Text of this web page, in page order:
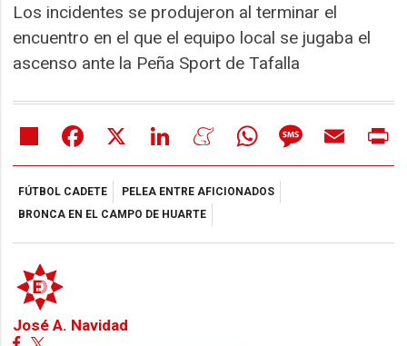
Los incidentes se produjeron al terminar el
encuentro en el que el equipo local se jugaba el
ascenso ante la Peña Sport de Tafalla
Share Facebook LinkedIn MeneameWhatsAppMessageEmail
FÚTBOL CADETE
PELEA ENTRE AFICIONADOS
BRONCA EN EL CAMPO DE HUARTE
José A. Navidad